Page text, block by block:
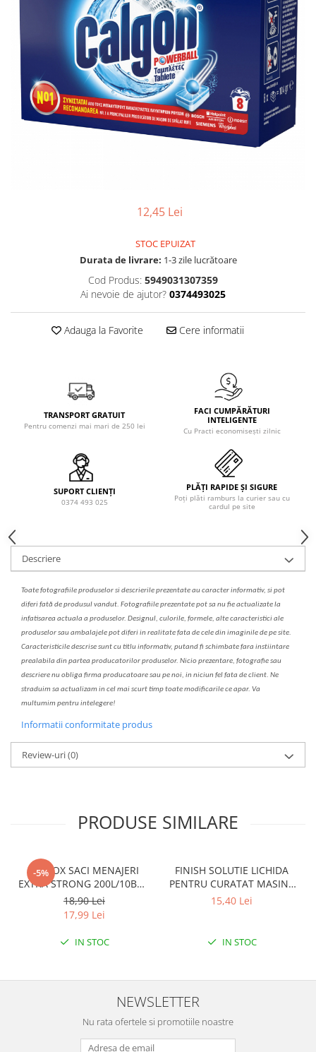
Detergent pardoseala
Detergent toaleta
Echipamente de curăţenie
Folie aluminiu,folie alimentara
Galeata mop
Hartie igienica
Indepartarea parului
Ingrijirea buzei
Lotiune de corp
Pachete de cadouri
Parfum
Produse pentru curatarea tenului
Sapun lichid, sapun
12,45 Lei
STOC EPUIZAT
Durata de livrare: 1-3 zile lucrătoare
Cod Produs: 5949031307359
Ai nevoie de ajutor? 0374493025
Adauga la Favorite Cere informatii
TRANSPORT GRATUIT
Pentru comenzi mai mari de 250 lei
FACI CUMPĂRĂTURI
INTELIGENTE
Cu Practi economisești zilnic
SUPORT CLIENȚI
0374 493 025
PLĂȚI RAPIDE ȘI SIGURE
Poți plăti ramburs la curier sau cu
cardul pe site
Descriere
Toate fotografiile produselorsi descrierileprezentate au caracter informativ, si pot
diferi fată de produsul vandut. Fotografiile prezentate pot sa nu fie actualizate la
infatisarea actuala a produselor. Designul, culorile, formele, alte caracteristici ale
produselor sau ambalajele pot diferi in realitate fata de cele din imaginile de pe site.
Caracteristicile descrise sunt cu titlu informativ, putand fi schimbate fara instiintare
prealabila din partea producatorilor produselor. Nicio prezentare, fotografie sau
descriere nu obliga firma producatoare sau pe noi, in niciun fel fata de client. Ne
straduim sa actualizam in cel mai scurt timp toate modificarile ce apar. Va
multumim pentru intelegere!
Informatii conformitate produs
Review-uri(0)
PRODUSE SIMILARE
-5%
CLINOX SACI MENAJERI
EXTRA STRONG 200L/10BUC
LDPE NEGRI (90*122CM)
ETICHETA MOV
18,90 Lei
17,99 Lei
IN STOC
FINISH SOLUTIE LICHIDA
PENTRU CURATAT MASINA
DE SPALAT VASE 250ML
15,40 Lei
IN STOC
NEWSLETTER
Nu rata ofertele si promotiile noastre